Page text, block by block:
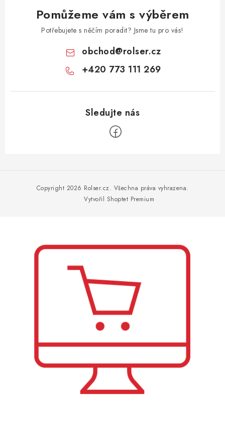
Pomůžeme vám s výběrem
Potřebujete s něčím poradit? Jsme tu pro vás!
obchod@rolser.cz
+420 773 111 269
Vytvořil Shoptet Premium
Copyright 2026 Rolser.cz. Všechna práva vyhrazena.